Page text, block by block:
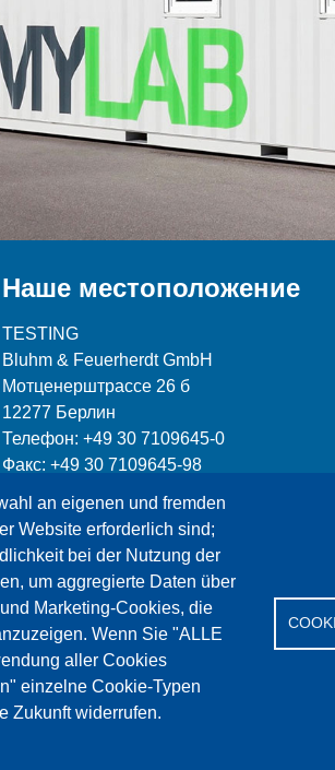
an eigenen und fremden
Website erforderlich sind;
bei der Nutzung der
um aggregierte Daten über
Marketing-Cookies, die
Wenn Sie "ALLE
aller Cookies
einzelne Cookie-Typen
Zukunft widerrufen.
Наше местоположение
TESTING
Bluhm & Feuerherdt GmbH
Мотценерштрассе 26 б
12277 Берлин
Телефон: +49 30 7109645-0
Факс: +49 30 7109645-98
info@testing.de
Сервис Референции Jobs